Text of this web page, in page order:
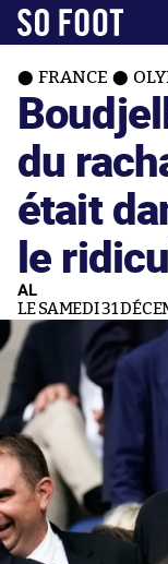
FRANCE
du
était
le
AL
LE SAMEDI 31